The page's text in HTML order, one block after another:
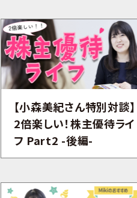
【小森美紀さん特別対談】
2倍楽しい！株主優待ライ
フ Part2 -後編-